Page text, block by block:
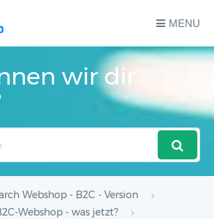
MENU
wir dir
Webshop - B2C - Version
Webshop - was jetzt?